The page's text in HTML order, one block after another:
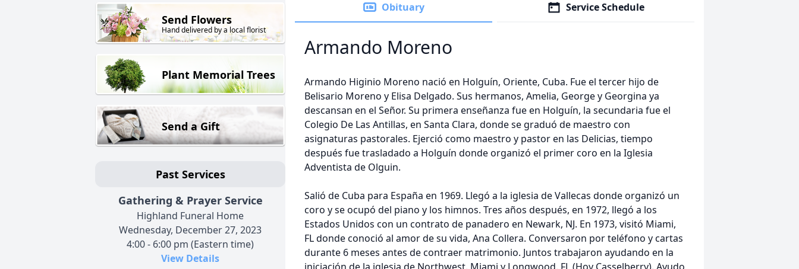
Send Flowers
Hand delivered by a local florist
Plant Memorial Trees
Send a Gift
Past Services
Gathering & Prayer Service
Highland Funeral Home
Wednesday, December 27, 2023
4:00 - 6:00 pm (Eastern time)
View Details
Obituary Service Schedule
Armando Moreno
Armando Higinio Moreno nació en Holguín, Oriente, Cuba. Fue el tercer hijo de
Belisario Moreno y Elisa Delgado. Sus hermanos, Amelia, George y Georgina ya
descansan en el Señor. Su primera enseñanza fue en Holguín, la secundaria fue el
Colegio De Las Antillas, en Santa Clara, donde se graduó de maestro con
asignaturas pastorales. Ejerció como maestro y pastor en las Delicias, tiempo
después fue trasladado a Holguín donde organizó el primer coro en la Iglesia
Adventista de Olguin.
Salió de Cuba para España en 1969. Llegó a la iglesia de Vallecas donde organizó un
coro y se ocupó del piano y los himnos. Tres años después, en 1972, llegó a los
Estados Unidos con un contrato de panadero en Newark, NJ. En 1973, visitó Miami,
FL donde conoció al amor de su vida, Ana Collera. Conversaron por teléfono y cartas
durante 6 meses antes de contraer matrimonio. Juntos trabajaron ayudando en la